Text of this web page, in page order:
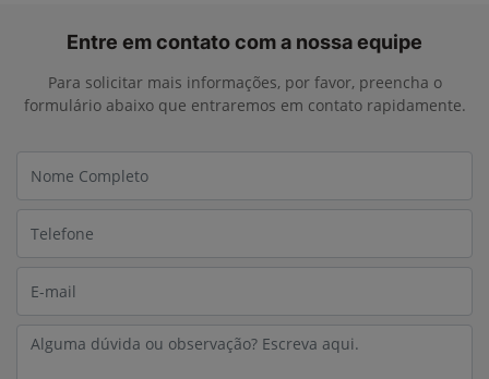
Entre em contato com a nossa equipe
Para solicitar mais informações, por favor, preencha o
formulário abaixo que entraremos em contato rapidamente.